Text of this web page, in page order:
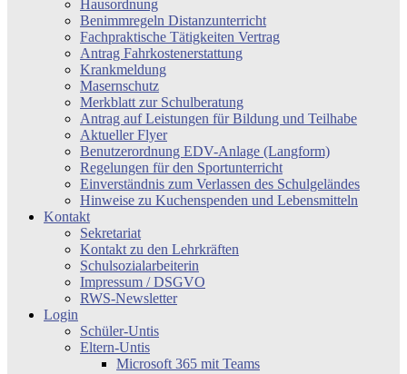
Hausordnung
Benimmregeln Distanzunterricht
Fachpraktische Tätigkeiten Vertrag
Antrag Fahrkostenerstattung
Krankmeldung
Masernschutz
Merkblatt zur Schulberatung
Antrag auf Leistungen für Bildung und Teilhabe
Aktueller Flyer
Benutzerordnung EDV-Anlage (Langform)
Regelungen für den Sportunterricht
Einverständnis zum Verlassen des Schulgeländes
Hinweise zu Kuchenspenden und Lebensmitteln
Kontakt
Sekretariat
Kontakt zu den Lehrkräften
Schulsozialarbeiterin
Impressum / DSGVO
RWS-Newsletter
Login
Schüler-Untis
Eltern-Untis
Microsoft 365 mit Teams